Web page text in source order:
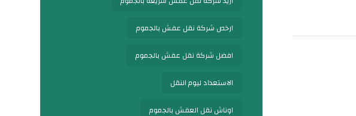
ارخص شركة نقل عفش بالجموم
افضل شركة نقل عفش بالجموم
الاستعداد ليوم النقل
اوناش نقل العفش بالجموم